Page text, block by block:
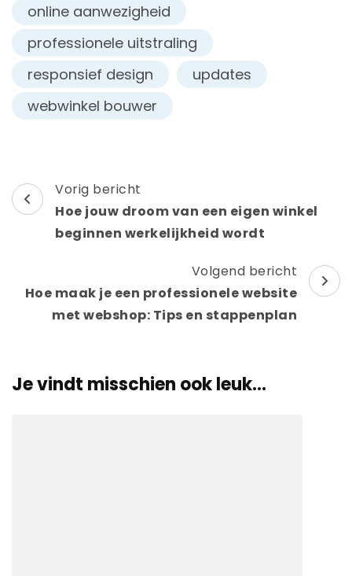
online aanwezigheid
professionele uitstraling
responsief design
updates
webwinkel bouwer
Berichtnavigatie
Vorig bericht
Hoe jouw droom van een eigen winkel
beginnen werkelijkheid wordt
Volgend bericht
Hoe maak je een professionele website
met webshop: Tips en stappenplan
Je vindt misschien ook leuk...